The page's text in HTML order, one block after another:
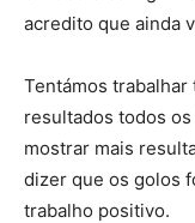
acredito que ainda
Tentámos
resultados todos
mostrar mais
dizer que os golos
trabalho positivo.